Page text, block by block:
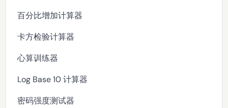
百分比增加计算器
卡方检验计算器
心算训练器
Log Base 10 计算器
密码强度测试器